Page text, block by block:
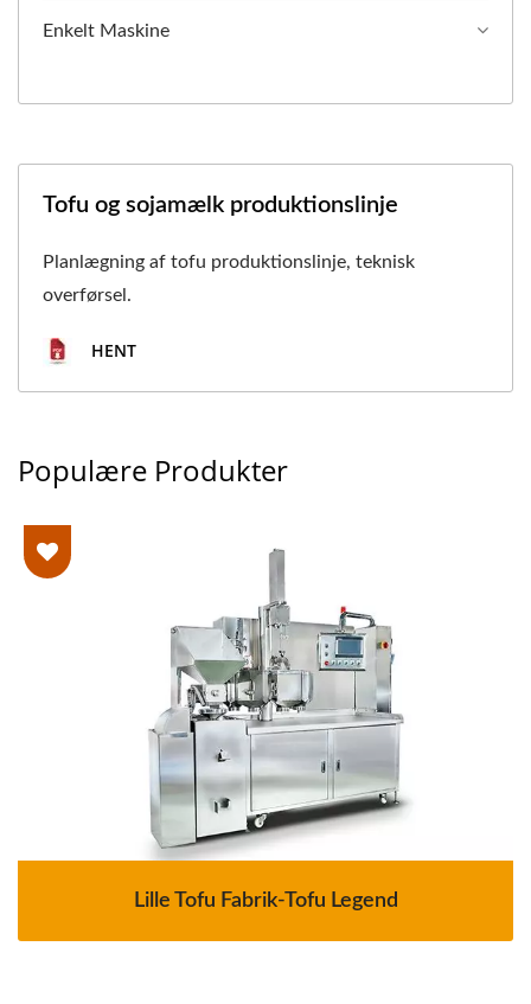
Enkelt Maskine
Tofu og sojamælk produktionslinje
Planlægning af tofu produktionslinje, teknisk
overførsel.
HENT
Populære Produkter
Lille Tofu Fabrik-Tofu Legend